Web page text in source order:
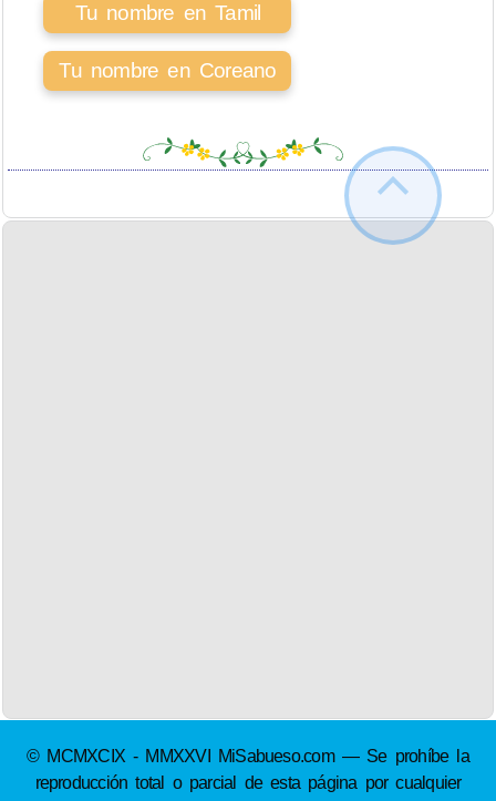
Tu nombre en Tamil
Tu nombre en Coreano
© MCMXCIX - MMXXVI MiSabueso.com — Se prohíbe la
reproducción total o parcial de esta página por cualquier